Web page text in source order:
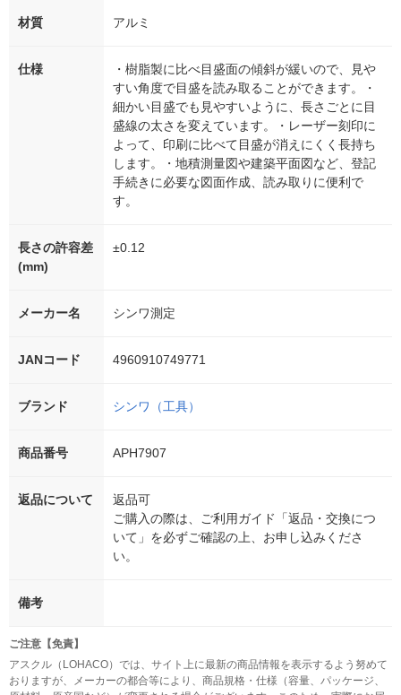
材質 アルミ
仕様
・樹脂製に比べ目盛面の傾斜が緩いので、見や
すい角度で目盛を読み取ることができます。・
細かい目盛でも見やすいように、長さごとに目
盛線の太さを変えています。・レーザー刻印に
よって、印刷に比べて目盛が消えにくく長持ち
します。・地積測量図や建築平面図など、登記
手続きに必要な図面作成、読み取りに便利で
す。
長さの許容差
(mm)
±0.12
メーカー名 シンワ測定
JANコード 4960910749771
ブランド シンワ（工具）
商品番号 APH7907
返品について
返品可
ご購入の際は、ご利用ガイド「返品・交換につ
いて」を必ずご確認の上、お申し込みくださ
い。
備考
ご注意【免責】
アスクル（LOHACO）では、サイト上に最新の商品情報を表示するよう努めて
おりますが、メーカーの都合等により、商品規格・仕様（容量、パッケージ、